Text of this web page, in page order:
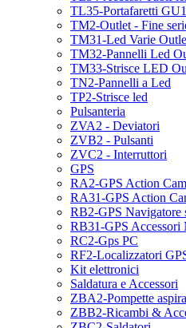
TL35-Portafaretti
TM2-Outlet - Fine
TM31-Led Varie
TM32-Pannelli Led
TM33-Strisce LED
TN2-Pannelli a Led
TP2-Strisce led
Pulsanteria
ZVA2 - Deviatori
ZVB2 - Pulsanti
ZVC2 - Interruttori
GPS
RA2-GPS Action
RA31-GPS Action
RB2-GPS Navigatore
RB31-GPS Accessori
RC2-Gps PC
RF2-Localizzatori
Kit elettronici
Saldatura e Accessori
ZBA2-Pompette
ZBB2-Ricambi &